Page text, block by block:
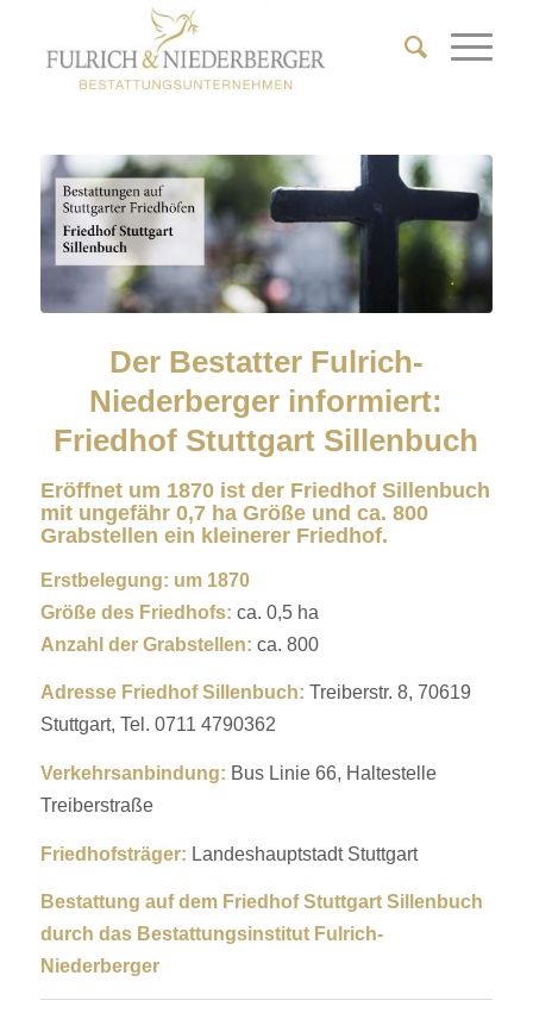
Der Bestatter Fulrich-
Niederberger informiert:
Friedhof Stuttgart Sillenbuch
Eröffnet um 1870 ist der Friedhof Sillenbuch
mit ungefähr 0,7 ha Größe und ca. 800
Grabstellen ein kleinerer Friedhof.
Erstbelegung: um 1870
Größe des Friedhofs: ca. 0,5 ha
Anzahl der Grabstellen: ca. 800
Adresse Friedhof Sillenbuch: Treiberstr. 8, 70619
Stuttgart, Tel. 0711 4790362
Verkehrsanbindung: Bus Linie 66, Haltestelle
Treiberstraße
Friedhofsträger: Landeshauptstadt Stuttgart
Bestattung auf dem Friedhof Stuttgart Sillenbuch
durch das Bestattungsinstitut Fulrich-
Niederberger